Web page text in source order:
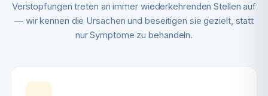
Verstopfungen treten an immer wiederkehrenden Stellen auf
— wir kennen die Ursachen und beseitigen sie gezielt, statt
nur Symptome zu behandeln.